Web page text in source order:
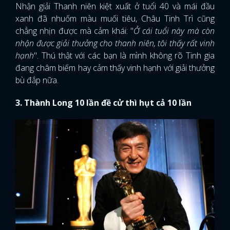
Nhận giải Thanh niên kiệt xuất ở tuổi 40 và mái đầu
xanh đã nhuốm màu muối tiêu, Châu Tinh Trì cũng
chẳng nhịn được mà cảm khái: "Ở cái tuổi này mà còn
nhận được giải thưởng cho thanh niên, tôi thấy rất vinh
hạnh". Thú thật với các bạn là mình không rõ Tinh gia
đang châm biếm hay cảm thấy vinh hạnh với giải thưởng
bù đắp nữa.
3. Thành Long 10 lần đề cử thì hụt cả 10 lần